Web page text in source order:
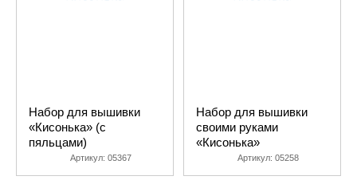
Набор для вышивки
«Кисонька» (с
пяльцами)
Артикул: 05367
Набор для вышивки
своими руками
«Кисонька»
Артикул: 05258